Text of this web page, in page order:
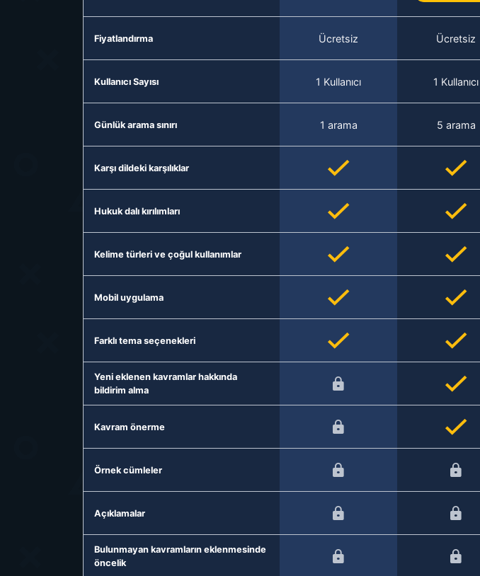
Fiyatlandırma Ücretsiz Ücretsiz
Kullanıcı Sayısı 1 Kullanıcı 1 Kullanıcı
Günlük arama sınırı 1 arama 5 arama
Karşı dildeki karşılıklar
Hukuk dalı kırılımları
Kelime türleri ve çoğul kullanımlar
Mobil uygulama
Farklı tema seçenekleri
Yeni eklenen kavramlar hakkında
bildirim alma
Kavram önerme
Örnek cümleler
Açıklamalar
Bulunmayan kavramların eklenmesinde
öncelik